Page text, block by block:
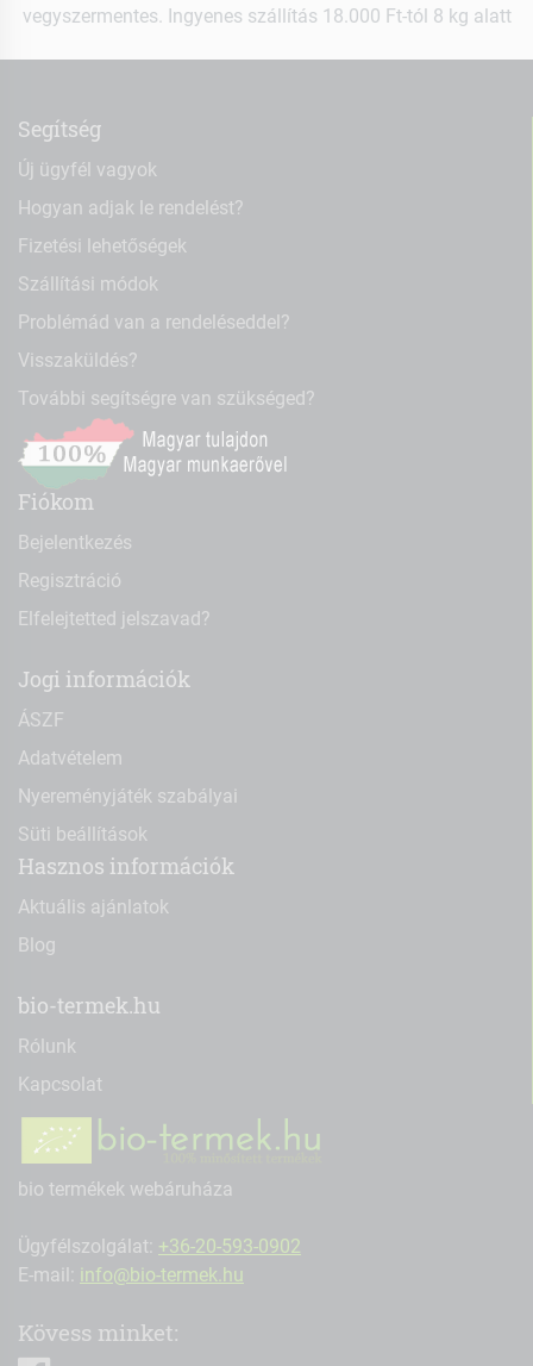
vegyszermentes. Ingyenes szállítás 18.000 Ft-tól 8 kg alatt
Segítség
Új ügyfél vagyok
Hogyan adjak le rendelést?
Fizetési lehetőségek
Szállítási módok
Problémád van a rendeléseddel?
Visszaküldés?
További segítségre van szükséged?
Fiókom
Bejelentkezés
Regisztráció
Elfelejtetted jelszavad?
Jogi információk
ÁSZF
Adatvételem
Nyereményjáték szabályai
Süti beállítások
Hasznos információk
Aktuális ajánlatok
Blog
bio-termek.hu
Rólunk
Kapcsolat
bio termékek webáruháza
Ügyfélszolgálat: +36-20-593-0902
E-mail: info@bio-termek.hu
Kövess minket: